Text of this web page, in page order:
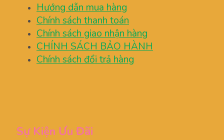
Hướng dẫn mua hàng
Chính sách thanh toán
Chính sách giao nhận hàng
CHÍNH SÁCH BẢO HÀNH
Chính sách đổi trả hàng
Sự Kiện Ưu Đãi